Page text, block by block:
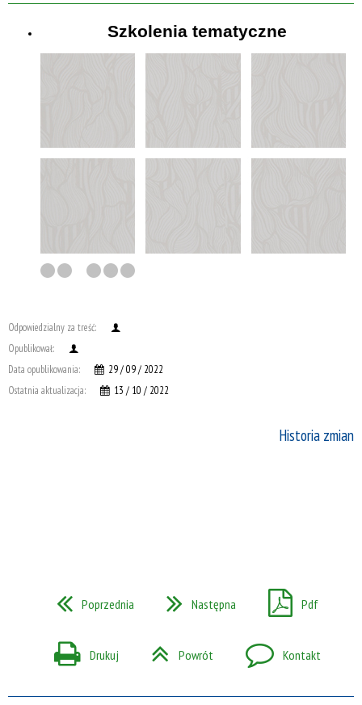
Szkolenia tematyczne
Odpowiedzialny za treść:
Opublikował:
Data opublikowania:
29 / 09 / 2022
Ostatnia aktualizacja:
13 / 10 / 2022
Historia zmian
Poprzednia Następna Pdf
Drukuj Powrót Kontakt